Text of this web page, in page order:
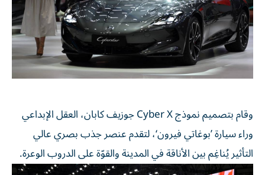
وقام بتصميم نموذج Cyber X جوزيف كابان، العقل الإبداعي
وراء سيارة ’بوغاتي فيرون‘، لتقدم عنصر جذب بصري عالي
التأثير يُناغِم بين الأناقة في المدينة والقوّة على الدروب الوعرة.